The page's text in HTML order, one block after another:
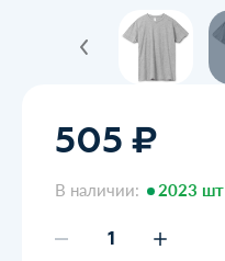
505 ₽
В наличии: 2023 шт